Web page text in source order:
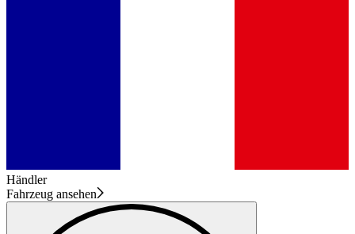
Händler
Fahrzeug ansehen